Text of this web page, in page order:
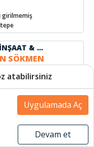
girilmemiş
YÜZYIL İNŞAAT & EMLAK
SÖKMEN
706 7653
SUR
atabilirsiniz
Uygulamada Aç
Devam et